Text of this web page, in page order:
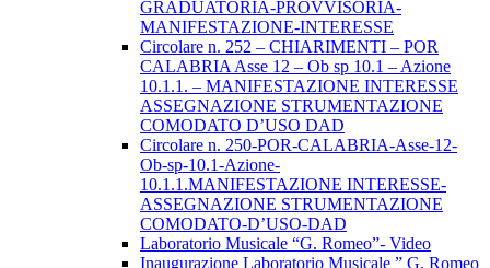
GRADUATORIA-PROVVISORIA-
MANIFESTAZIONE-INTERESSE
Circolare n. 252 – CHIARIMENTI – POR
CALABRIA Asse 12 – Ob sp 10.1 – Azione
10.1.1. – MANIFESTAZIONE INTERESSE
ASSEGNAZIONE STRUMENTAZIONE
COMODATO D’USO DAD
Circolare n. 250-POR-CALABRIA-Asse-12-
Ob-sp-10.1-Azione-
10.1.1.MANIFESTAZIONE INTERESSE-
ASSEGNAZIONE STRUMENTAZIONE
COMODATO-D’USO-DAD
Laboratorio Musicale “G. Romeo”- Video
Inaugurazione Laboratorio Musicale ” G. Romeo